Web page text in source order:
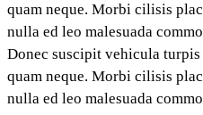
quam neque. Morbi cilisis
nulla ed leo malesuada
Donec suscipit vehicula
quam neque. Morbi cilisis
nulla ed leo malesuada